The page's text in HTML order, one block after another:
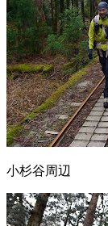
小杉谷周辺